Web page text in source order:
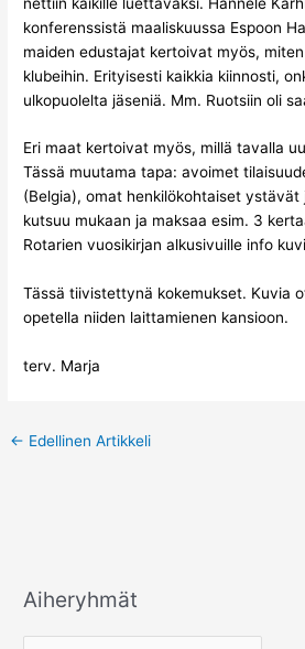
konferenssistä maaliskuussa Espoon
maiden edustajat kertoivat myös,
klubeihin. Erityisesti kaikkia kiinnosti,
ulkopuolelta jäseniä. Mm. Ruotsiin oli
Eri maat kertoivat myös, millä tavalla
Tässä muutama tapa: avoimet
(Belgia), omat henkilökohtaiset ystävät
kutsuu mukaan ja maksaa esim. 3
Rotarien vuosikirjan alkusivuille info
Tässä tiivistettynä kokemukset. Kuvia
opetella niiden laittamienen kansioon.
terv. Marja
← Edellinen Artikkeli
Aiheryhmät